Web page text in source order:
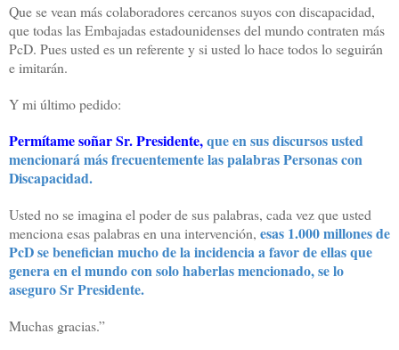
Que se vean más colaboradores cercanos suyos con discapacidad,
que todas las Embajadas estadounidenses del mundo contraten más
PcD. Pues usted es un referente y si usted lo hace todos lo seguirán
e imitarán.
Y mi último pedido:
Permítame soñar Sr. Presidente,que en sus discursos usted
mencionará más frecuentemente las palabras Personas con
Discapacidad.
Usted no se imagina el poder de sus palabras, cada vez que usted
menciona esas palabras en una intervención, esas 1.000 millones de
PcD se benefician mucho de la incidencia a favor de ellas que
genera en el mundo con solo haberlas mencionado, se lo
aseguro Sr Presidente.
Muchas gracias.”